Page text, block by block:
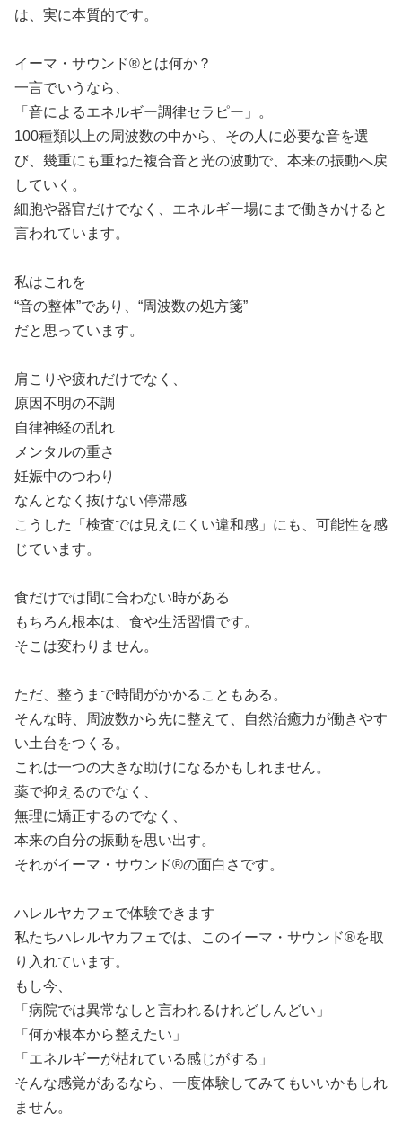
は、実に本質的です。
イーマ・サウンド®とは何か？
一言でいうなら、
「音によるエネルギー調律セラピー」。
100種類以上の周波数の中から、その人に必要な音を選
び、幾重にも重ねた複合音と光の波動で、本来の振動へ戻
していく。
細胞や器官だけでなく、エネルギー場にまで働きかけると
言われています。
私はこれを
“音の整体”であり、“周波数の処方箋”
だと思っています。
肩こりや疲れだけでなく、
原因不明の不調
自律神経の乱れ
メンタルの重さ
妊娠中のつわり
なんとなく抜けない停滞感
こうした「検査では見えにくい違和感」にも、可能性を感
じています。
食だけでは間に合わない時がある
もちろん根本は、食や生活習慣です。
そこは変わりません。
ただ、整うまで時間がかかることもある。
そんな時、周波数から先に整えて、自然治癒力が働きやす
い土台をつくる。
これは一つの大きな助けになるかもしれません。
薬で抑えるのでなく、
無理に矯正するのでなく、
本来の自分の振動を思い出す。
それがイーマ・サウンド®の面白さです。
ハレルヤカフェで体験できます
私たちハレルヤカフェでは、このイーマ・サウンド®を取
り入れています。
もし今、
「病院では異常なしと言われるけれどしんどい」
「何か根本から整えたい」
「エネルギーが枯れている感じがする」
そんな感覚があるなら、一度体験してみてもいいかもしれ
ません。